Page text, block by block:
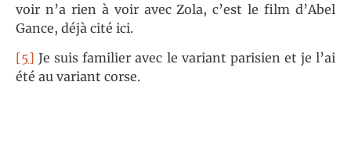
voir n’a rien à voir avec Zola, c’est le film d’Abel
Gance, déjà cité ici.
[5] Je suis familier avec le variant parisien et je l’ai
été au variant corse.